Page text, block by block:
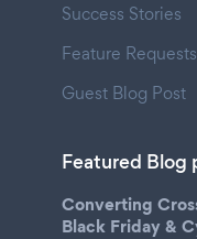
Success Stories
Feature Requests
Guest Blog Post
Featured Blog
Converting
Black Friday &